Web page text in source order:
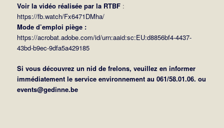
Voir la vidéo réalisée par la RTBF:
https://fb.watch/Fx6471DMha/
Mode d’emploi piège :
https://acrobat.adobe.com/id/urn:aaid:sc:EU:d8856bf4-4437-
43bd-b9ec-9dfa5a429185
Si vous découvrez un nid de frelons, veuillez en informer
immédiatement le service environnement au 061/58.01.06. ou
events@gedinne.be